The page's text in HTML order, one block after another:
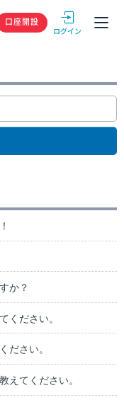
GMOクリック
口座開設
か？
ください。
ださい。
えてください。